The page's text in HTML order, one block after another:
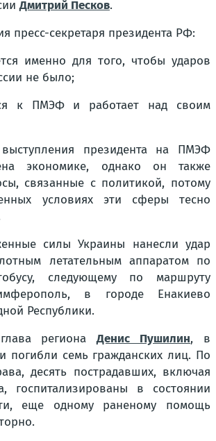
Дмитрий Песков.
пресс-секретаря президента РФ:
именно для того, чтобы ударов
не было;
к ПМЭФ и работает над своим
выступления президента на ПМЭФ
экономике, однако он также
связанные с политикой, потому
условиях эти сферы тесно
силы Украины нанесли удар
летательным аппаратом по
следующему по маршруту
в городе Енакиево
Республики.
регионаДенис Пушилин, в
погибли семь гражданских лиц. По
десять пострадавших, включая
госпитализированы в состоянии
еще одному раненому помощь